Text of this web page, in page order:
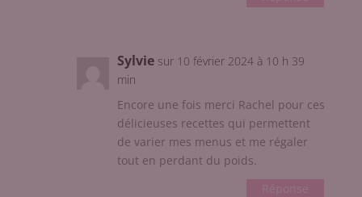
Sylvie sur 10 février 2024 à 10 h 39
min
Encore une fois merci Rachel pour ces
délicieuses recettes qui permettent
de varier mes menus et me régaler
tout en perdant du poids.
Réponse